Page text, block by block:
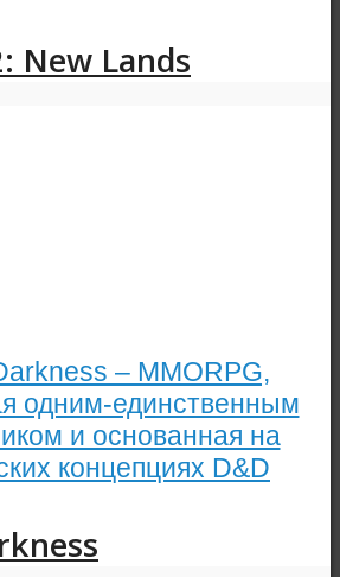
New Lands
– MMORPG,
одним-единственным
и основанная на
концепциях D&D